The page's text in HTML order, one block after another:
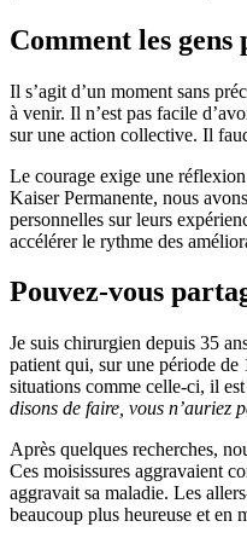
Comment les
Il s’agit d’un moment sans
à venir. Il n’est pas facile
sur une action collective. Il
Le courage exige une
Kaiser Permanente, nous
personnelles sur leurs
accélérer le rythme des
Pouvez-vous
Je suis chirurgien depuis 35
patient qui, sur une période de
situations comme celle-ci, il
disons de faire, vous n’auriez
Après quelques recherches,
Ces moisissures aggravaient
aggravait sa maladie. Les
beaucoup plus heureuse et en